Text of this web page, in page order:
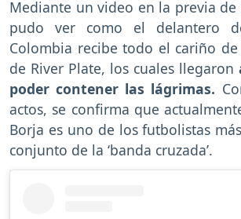
Mediante un video en la previa de
pudo ver como el delantero
Colombia recibe todo el cariño
de River Plate, los cuales llegaron
poder contener las lágrimas.
actos, se confirma que
Borja es uno de los futbolistas
conjunto de la ‘banda cruzada’.